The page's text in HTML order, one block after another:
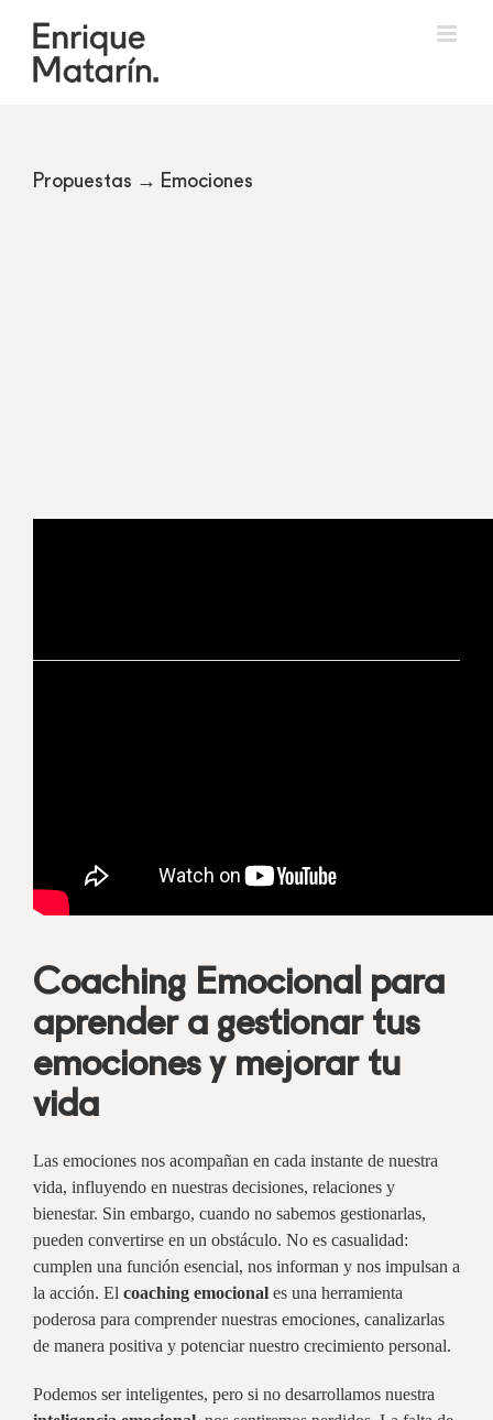
content
Propuestas → Emociones
Formación
Coaching Emocional para
aprender a gestionar tus
emociones y mejorar tu
vida
Las emociones nos acompañan en cada instante de nuestra
vida, influyendo en nuestras decisiones, relaciones y
bienestar. Sin embargo, cuando no sabemos gestionarlas,
pueden convertirse en un obstáculo. No es casualidad:
cumplen una función esencial, nos informan y nos impulsan a
la acción. El coaching emocional es una herramienta
poderosa para comprender nuestras emociones, canalizarlas
de manera positiva y potenciar nuestro crecimiento personal.
Podemos ser inteligentes, pero si no desarrollamos nuestra